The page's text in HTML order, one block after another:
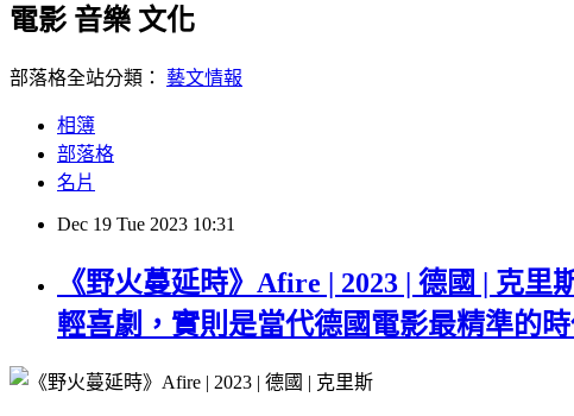
電影 音樂 文化
部落格全站分類： 藝文情報
相簿
部落格
名片
Dec 19 Tue 2023 10:31
《野火蔓延時》Afire | 2023 | 德國 | 克
輕喜劇，實則是當代德國電影最精準的時